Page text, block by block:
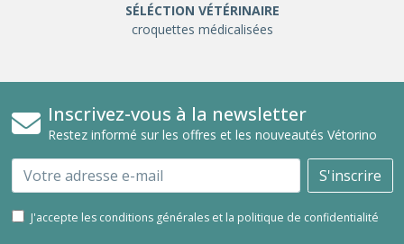
SÉLÉCTION VÉTÉRINAIRE
croquettes médicalisées
Inscrivez-vous à la newsletter
Restez informé sur les offres et les nouveautés Vétorino
Email S'inscrire
J'accepte les conditions générales et la politique de confidentialité